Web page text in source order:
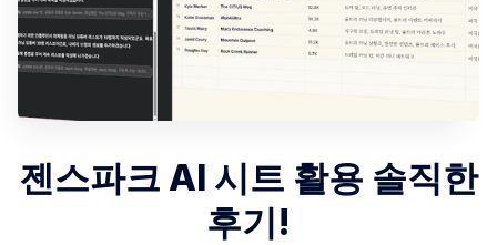
젠스파크 AI 시트 활용 솔직한
후기!